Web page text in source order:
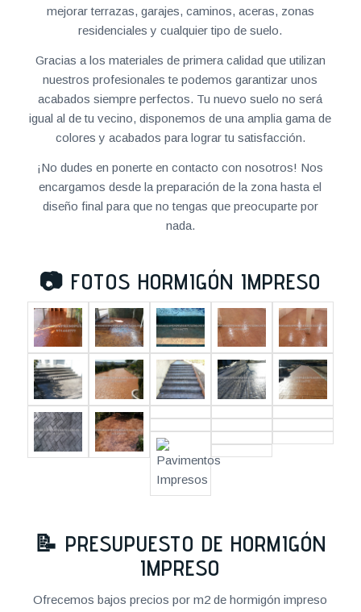
mejorar terrazas, garajes, caminos, aceras, zonas
residenciales y cualquier tipo de suelo.
Gracias a los materiales de primera calidad que utilizan
nuestros profesionales te podemos garantizar unos
acabados siempre perfectos. Tu nuevo suelo no será
igual al de tu vecino, disponemos de una amplia gama de
colores y acabados para lograr tu satisfacción.
¡No dudes en ponerte en contacto con nosotros! Nos
encargamos desde la preparación de la zona hasta el
diseño final para que no tengas que preocuparte por
nada.
📷 FOTOS HORMIGÓN IMPRESO
📝 PRESUPUESTO DE HORMIGÓN
IMPRESO
Ofrecemos bajos precios por m2 de hormigón impreso